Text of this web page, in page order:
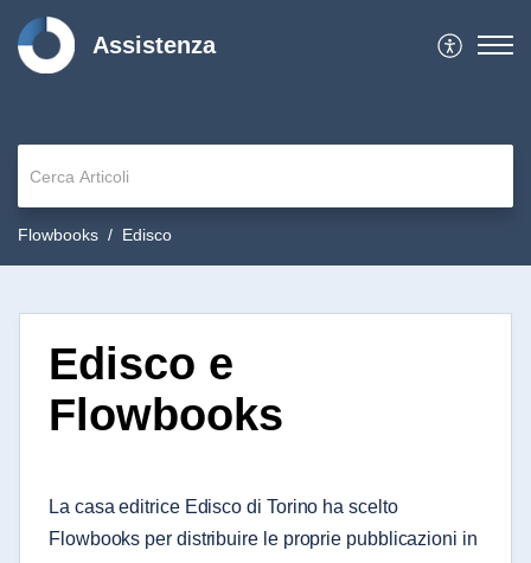
Assistenza
Flowbooks Edisco
Edisco e
Flowbooks
La casa editrice Edisco di Torino ha scelto
Flowbooks per distribuire le proprie pubblicazioni in